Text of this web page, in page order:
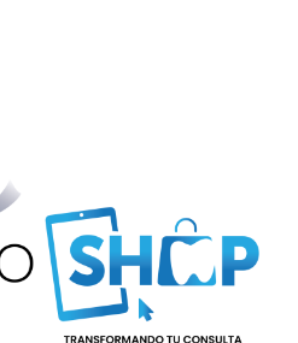
de alambre de curva
inversa también necesitan
menos cambios y ajustes
de arcos de alambre. A lo
largo del tratamiento, estos
permanecen activos sin